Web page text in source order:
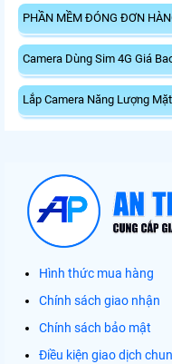
PHẦN MỀM ĐÓNG ĐƠN
Camera Dùng Sim 4G Giá
Lắp Camera Năng Lượng
Hình thức mua hàng
Chính sách giao nhận
Chính sách bảo mật
Điều kiện giao dịch